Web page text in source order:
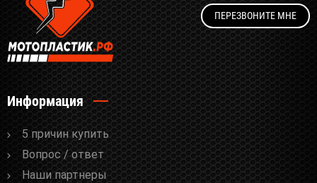
ПЕРЕЗВОНИТЕ МНЕ
Информация
5 причин купить
Вопрос / ответ
Наши партнеры